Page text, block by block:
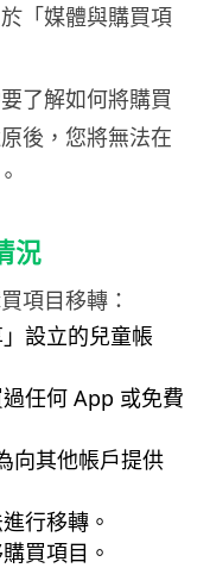
「媒體與購買項
了解如何將購買
後，您將無法在
況
項目移轉：
設立的兒童帳
任何 App 或免費
向其他帳戶提供
行移轉。
買項目。